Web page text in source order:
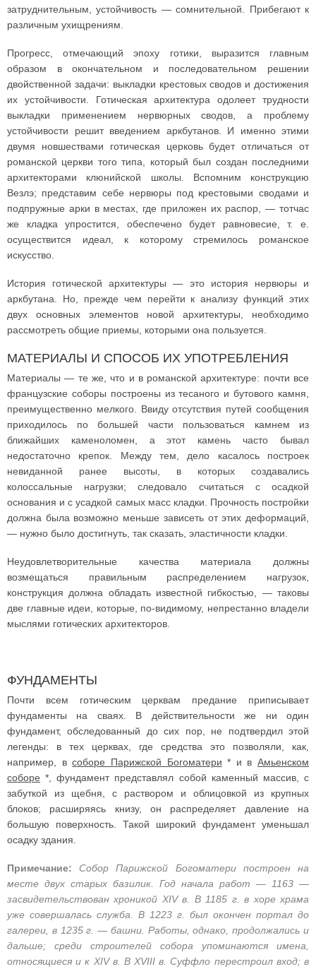
затруднительным, устойчивость — сомнительной. Прибегают к
различным ухищрениям.
Прогресс, отмечающий эпоху готики, выразится главным
образом в окончательном и последовательном решении
двойственной задачи: выкладки крестовых сводов и достижения
их устойчивости. Готическая архитектура одолеет трудности
выкладки применением нервюрных сводов, а проблему
устойчивости решит введением аркбутанов. И именно этими
двумя новшествами готическая церковь будет отличаться от
романской церкви того типа, который был создан последними
архитекторами клюнийской школы. Вспомним конструкцию
Везлэ; представим себе нервюры под крестовыми сводами и
подпружные арки в местах, где приложен их распор, — тотчас
же кладка упростится, обеспечено будет равновесие, т. е.
осуществится идеал, к которому стремилось романское
искусство.
История готической архитектуры — это история нервюры и
аркбутана. Но, прежде чем перейти к анализу функций этих
двух основных элементов новой архитектуры, необходимо
рассмотреть общие приемы, которыми она пользуется.
МАТЕРИАЛЫ И СПОСОБ ИХ УПОТРЕБЛЕНИЯ
Материалы — те же, что и в романской архитектуре: почти все
французские соборы построены из тесаного и бутового камня,
преимущественно мелкого. Ввиду отсутствия путей сообщения
приходилось по большей части пользоваться камнем из
ближайших каменоломен, а этот камень часто бывал
недостаточно крепок. Между тем, дело касалось построек
невиданной ранее высоты, в которых создавались
колоссальные нагрузки; следовало считаться с осадкой
основания и с усадкой самых масс кладки. Прочность постройки
должна была возможно меньше зависеть от этих деформаций,
— нужно было достигнуть, так сказать, эластичности кладки.
Неудовлетворительные качества материала должны
возмещаться правильным распределением нагрузок,
конструкция должна обладать известной гибкостью, — таковы
две главные идеи, которые, по-видимому, непрестанно владели
мыслями готических архитекторов.
ФУНДАМЕНТЫ
Почти всем готическим церквам предание приписывает
фундаменты на сваях. В действительности же ни один
фундамент, обследованный до сих пор, не подтвердил этой
легенды: в тех церквах, где средства это позволяли, как,
например, всоборе Парижской Богоматери * и в Амьенском
соборе *, фундамент представлял собой каменный массив, с
забуткой из щебня, с раствором и облицовкой из крупных
блоков; расширяясь книзу, он распределяет давление на
большую поверхность. Такой широкий фундамент уменьшал
осадку здания.
Примечание:
Собор Парижской Богоматери построен на
месте двух старых базилик. Год начала работ — 1163 —
засвидетельствован хроникой XIV в. В 1185 г. в хоре храма
уже совершалась служба. В 1223 г. был окончен портал до
галереи, в 1235 г. — башни. Работы, однако, продолжались и
дальше; среди строителей собора упоминаются имена,
относящиеся и к XIV в. В XVIII в. Суффло перестроил вход; в